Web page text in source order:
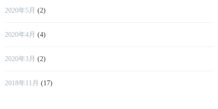
2020年5月 (2)
2020年4月 (4)
2020年3月 (2)
2018年11月 (17)